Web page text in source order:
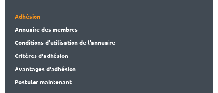
Adhésion
Annuaire des membres
Conditions d'utilisation de l'annuaire
Critères d'adhésion
Avantages d'adhésion
Postuler maintenant